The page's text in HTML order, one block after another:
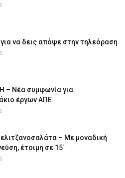
για να δεις απόψε στην τηλεόραση
– Νέα συμφωνία για
έργων ΑΠΕ
– Με μοναδική
έτοιμη σε 15΄